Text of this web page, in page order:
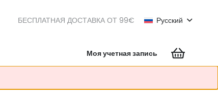
БЕСПЛАТНАЯ ДОСТАВКА ОТ 99€ Русский
Моя учетная запись